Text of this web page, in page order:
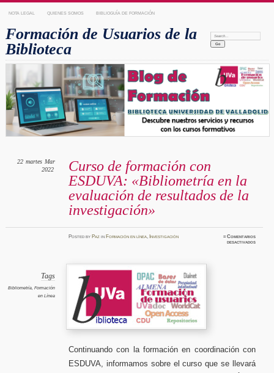
NOTA LEGAL QUIENES SOMOS BIBLIOGUÍA DE FORMACIÓN
Formación de Usuarios de la
Biblioteca
Search:
Curso de formación con
ESDUVA: «Bibliometría en la
evaluación de resultados de la
investigación»
22 martes Mar
2022
PostedbyPaz inFormación en línea ,Investigación ≈Comentarios
desactivadosen
Tags
Bibliometría, Formación
en Línea
Continuando con la formación en coordinación con
ESDUVA, informamos sobre el curso que se llevará